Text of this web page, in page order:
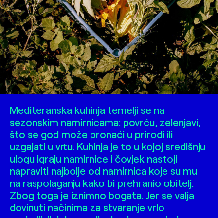
Mediteranska kuhinja temelji se na
sezonskim namirnicama: povrću, zelenjavi,
što se god može pronaći u prirodi ili
uzgajati u vrtu. Kuhinja je to u kojoj središnju
ulogu igraju namirnice i čovjek nastoji
napraviti najbolje od namirnica koje su mu
na raspolaganju kako bi prehranio obitelj.
Zbog toga je iznimno bogata. Jer se valja
dovinuti načinima za stvaranje vrlo